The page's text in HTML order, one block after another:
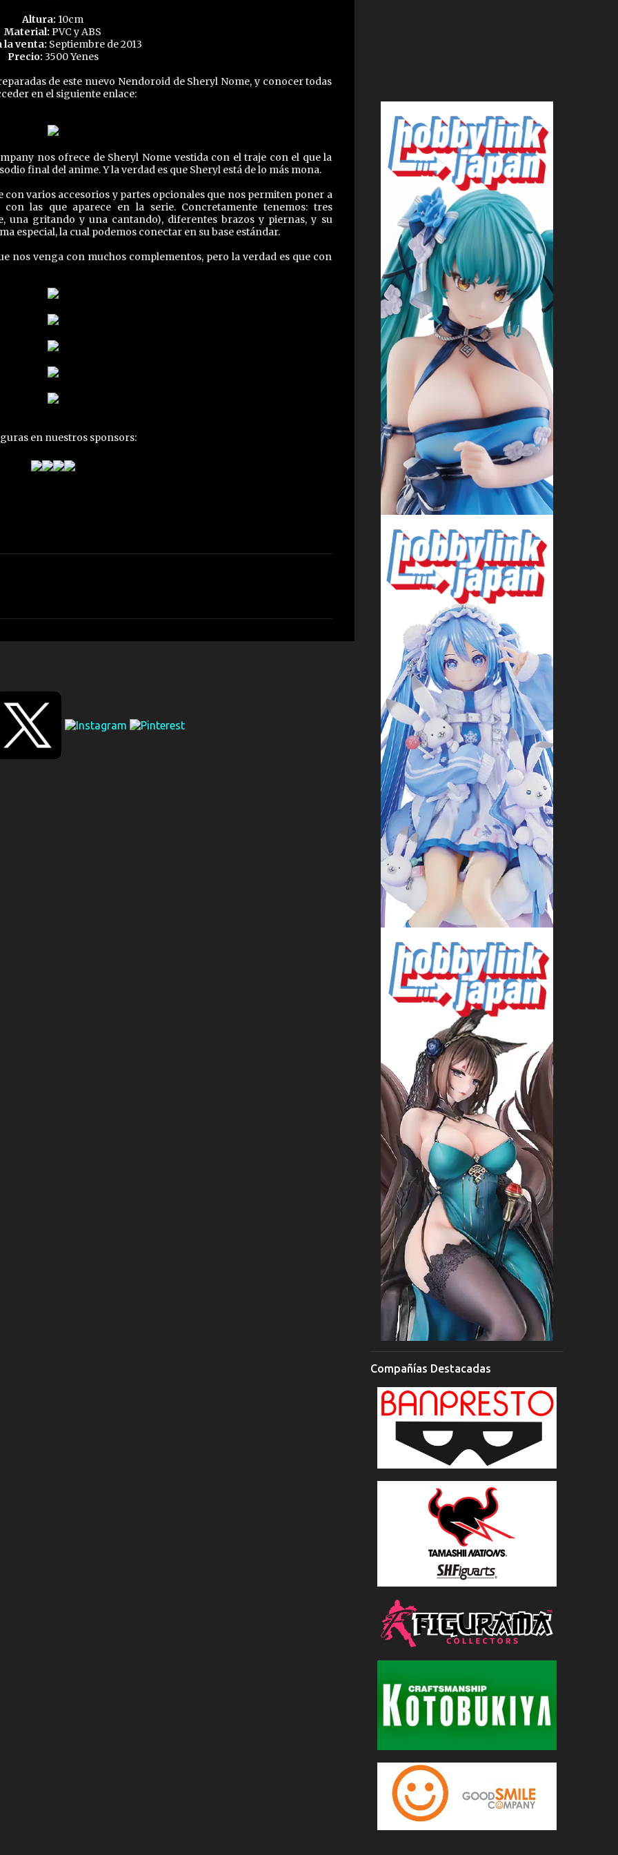
Altura: 10cm
Material: PVC y ABS
la venta: Septiembre de 2013
Precio: 3500 Yenes
de este nuevo Nendoroid de Sheryl Nome, y conocer todas
en el siguiente enlace:
nos ofrece de Sheryl Nome vestida con el traje con el que la
final del anime. Y la verdad es que Sheryl está de lo más mona.
varios accesorios y partes opcionales que nos permiten poner a
las que aparece en la serie. Concretamente tenemos: tres
una gritando y una cantando), diferentes brazos y piernas, y su
especial, la cual podemos conectar en su base estándar.
nos venga con muchos complementos, pero la verdad es que con
en nuestros sponsors:
Compañías Destacadas